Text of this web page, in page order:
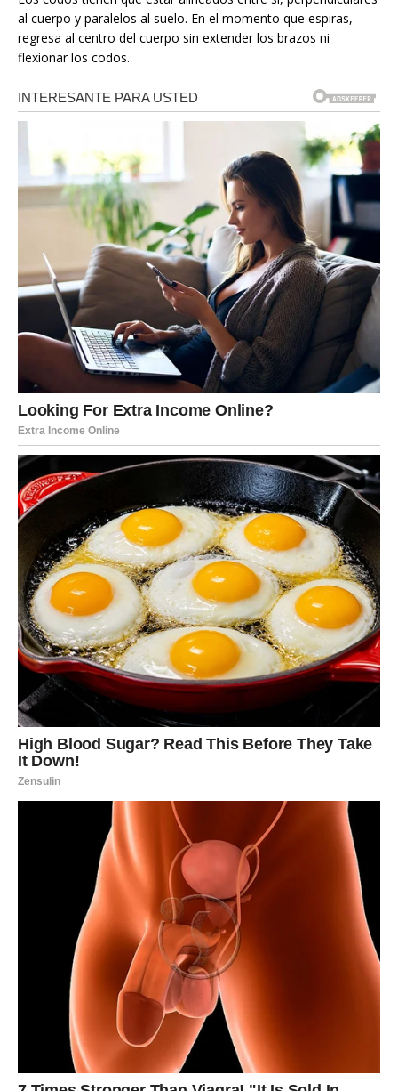
al cuerpo y paralelos al suelo. En el momento que espiras,
regresa al centro del cuerpo sin extender los brazos ni
flexionar los codos.